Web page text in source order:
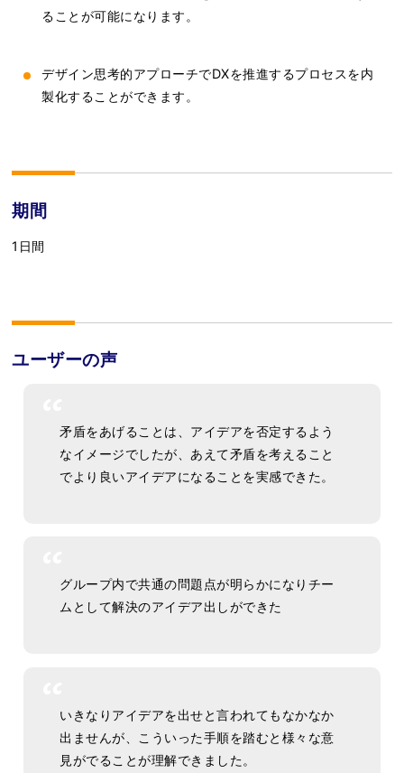
ることが可能になります。
デザイン思考的アプローチでDXを推進するプロセスを内
製化することができます。
期間
1日間
ユーザーの声
矛盾をあげることは、アイデアを否定するよう
なイメージでしたが、あえて矛盾を考えること
でより良いアイデアになることを実感できた。
グループ内で共通の問題点が明らかになりチー
ムとして解決のアイデア出しができた
いきなりアイデアを出せと言われてもなかなか
出ませんが、こういった手順を踏むと様々な意
見がでることが理解できました。